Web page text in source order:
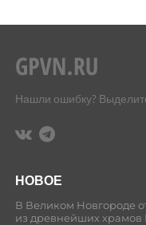
Нашли ошибку?
НОВОЕ
В Великом Новгороде
из древнейших храмов